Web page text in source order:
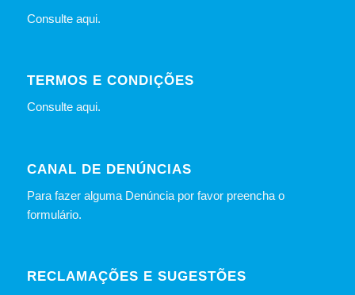
Consulte aqui.
TERMOS E CONDIÇÕES
Consulte aqui.
CANAL DE DENÚNCIAS
Para fazer alguma Denúncia por favor preencha o
formulário.
RECLAMAÇÕES E SUGESTÕES